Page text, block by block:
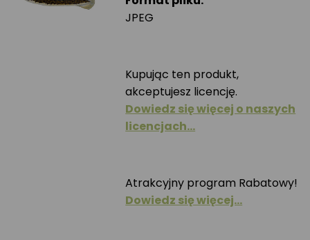
JPEG
Kupując ten produkt,
akceptujesz licencję.
Dowiedz się więcej o naszych
licencjach…
Atrakcyjny program Rabatowy!
Dowiedz się więcej…